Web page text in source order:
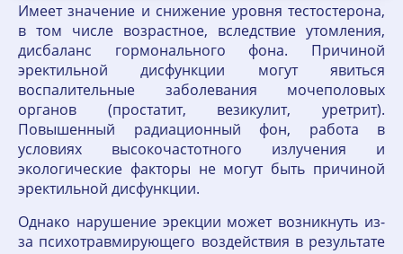
Имеет значение и снижение уровня тестостерона,
в том числе возрастное, вследствие утомления,
дисбаланс гормонального фона. Причиной
эректильной дисфункции могут явиться
воспалительные заболевания мочеполовых
органов (простатит, везикулит, уретрит).
Повышенный радиационный фон, работа в
условиях высокочастотного излучения и
экологические факторы не могут быть причиной
эректильной дисфункции.
Однако нарушение эрекции может возникнуть из-
за психотравмирующего воздействия в результате